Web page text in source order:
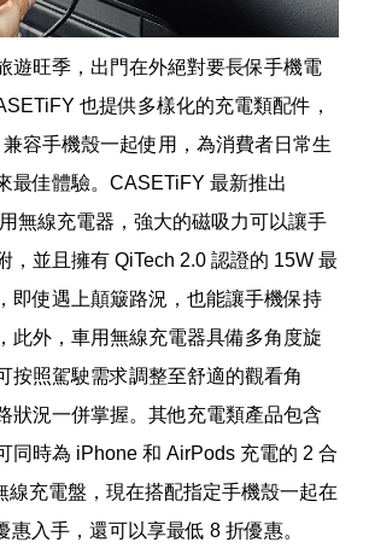
遊旺季，出門在外絕對要長保手機電
也提供多樣化的充電類配件，
容手機殼一起使用，為消費者日常生
最佳體驗。CASETiFY 最新推出
無線充電器，強大的磁吸力可以讓手
，並且擁有 QiTech 2.0 認證的 15W 最
即使遇上顛簸路況，也能讓手機保持
此外，車用無線充電器具備多角度旋
按照駕駛需求調整至舒適的觀看角
狀況一併掌握。其他充電類產品包含
同時為 iPhone 和 AirPods 充電的 2 合
線充電盤，現在搭配指定手機殼一起在
惠入手，還可以享最低 8 折優惠。